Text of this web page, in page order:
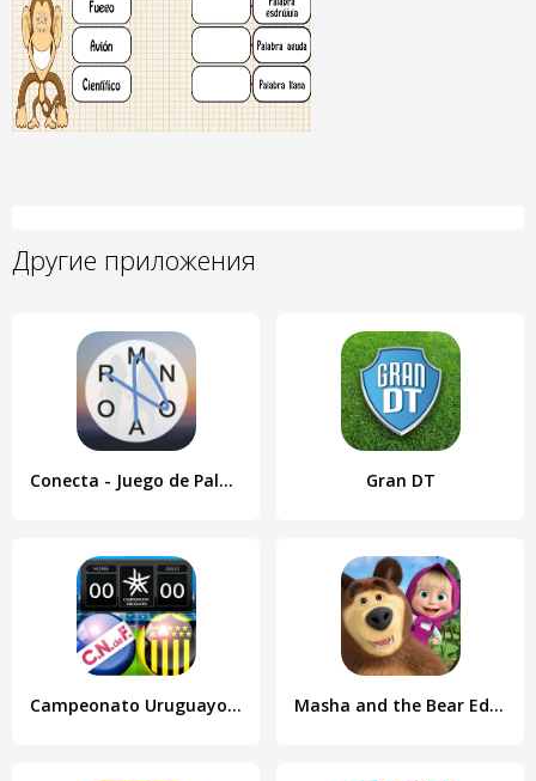
Другие приложения
Conecta - Juego de Palabras Gran DT
Campeonato Uruguayo Juego Masha and the Bear Educational